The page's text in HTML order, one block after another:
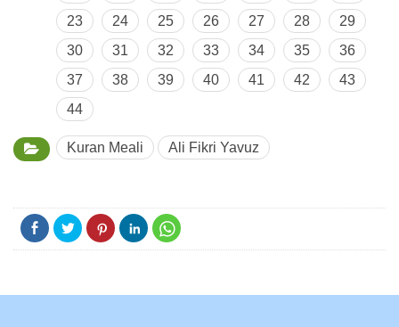
23
24 25 26 27 28
29
30
31 32 33 34 35
36
37
38 39 40 41 42
43
44
Kuran Meali Ali Fikri Yavuz